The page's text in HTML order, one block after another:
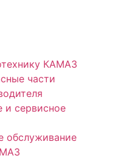
КАМАЗ
части
и сервисное
обслуживание